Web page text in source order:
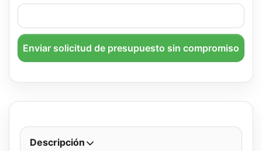
Enviar solicitud de presupuesto sin compromiso
Descripción